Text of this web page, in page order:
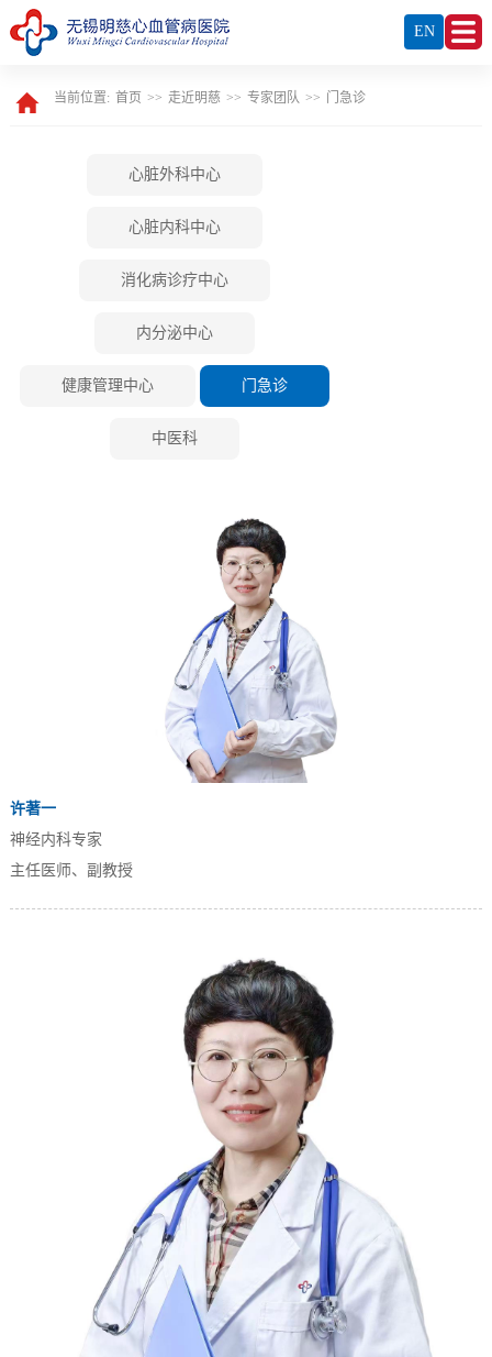
EN
当前位置: 首页 >> 走近明慈 >> 专家团队 >> 门急诊
心脏外科中心
心脏内科中心
消化病诊疗中心
内分泌中心
健康管理中心 门急诊
中医科
许著一
神经内科专家
主任医师、副教授